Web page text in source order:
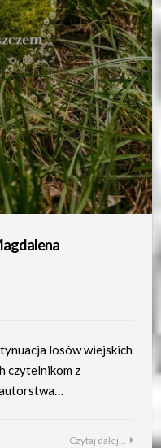
losów wiejskich
czytelnikom z
Czytaj dalej...